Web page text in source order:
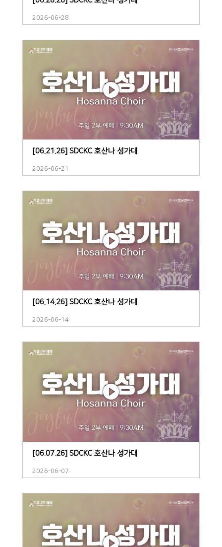
2026-06-28
[06.21.26] SDCKC 호산나 성가대
2026-06-21
[06.14.26] SDCKC 호산나 성가대
2026-06-14
[06.07.26] SDCKC 호산나 성가대
2026-06-07